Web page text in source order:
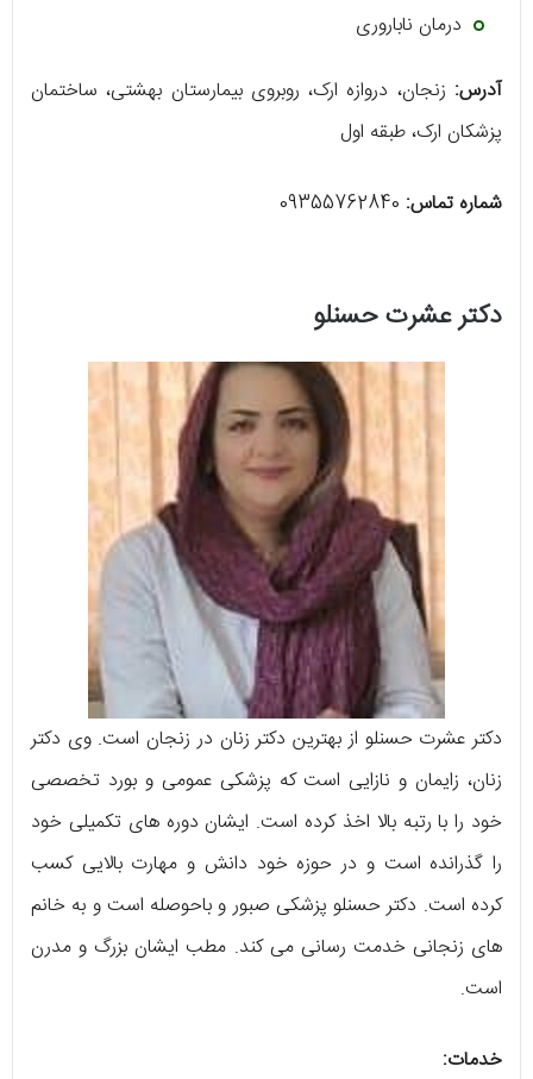
درمان ناباروری
آدرس: زنجان، دروازه ارک، روبروی بیمارستان بهشتی، ساختمان
پزشکان ارک، طبقه اول
شماره تماس:
دکتر عشرت حسنلو
دکتر عشرت حسنلو از بهترین دکتر زنان در زنجان است. وی دکتر
زنان، زایمان و نازایی است که پزشکی عمومی و بورد تخصصی
خود را با رتبه بالا اخذ کرده است. ایشان دوره های تکمیلی خود
را گذرانده است و در حوزه خود دانش و مهارت بالایی کسب
کرده است. دکتر حسنلو پزشکی صبور و باحوصله است و به خانم
های زنجانی خدمت رسانی می کند. مطب ایشان بزرگ و مدرن
است.
خدمات: